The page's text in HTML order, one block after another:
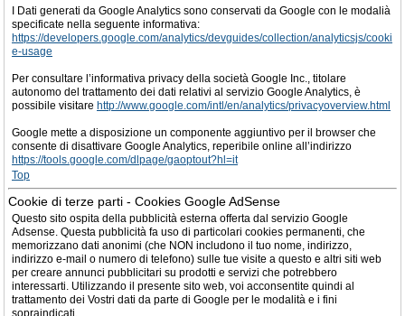
I Dati generati da Google Analytics sono conservati da Google con le modalià
specificate nella seguente informativa:
https://developers.google.com/analytics/devguides/collection/analyticsjs/cooki
e-usage
Per consultare l’informativa privacy della società Google Inc., titolare
autonomo del trattamento dei dati relativi al servizio Google Analytics, è
possibile visitare http://www.google.com/intl/en/analytics/privacyoverview.html
Google mette a disposizione un componente aggiuntivo per il browser che
consente di disattivare Google Analytics, reperibile online all’indirizzo
https://tools.google.com/dlpage/gaoptout?hl=it
Top
Cookie di terze parti - Cookies Google AdSense
Questo sito ospita della pubblicità esterna offerta dal servizio Google
Adsense. Questa pubblicità fa uso di particolari cookies permanenti, che
memorizzano dati anonimi (che NON includono il tuo nome, indirizzo,
indirizzo e-mail o numero di telefono) sulle tue visite a questo e altri siti web
per creare annunci pubblicitari su prodotti e servizi che potrebbero
interessarti. Utilizzando il presente sito web, voi acconsentite quindi al
trattamento dei Vostri dati da parte di Google per le modalità e i fini
sopraindicati.